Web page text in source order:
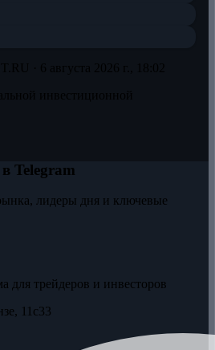
Telegram
лидеры дня и ключевые
для трейдеров и инвесторов
11с33